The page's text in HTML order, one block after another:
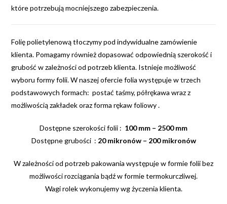
które potrzebują mocniejszego zabezpieczenia.
Folię polietylenową tłoczymy pod indywidualne zamówienie
klienta. Pomagamy również dopasować odpowiednią szerokość i
grubość w zależności od potrzeb klienta. Istnieje możliwość
wyboru formy folii. W naszej ofercie folia występuje w trzech
podstawowych formach: postać taśmy, półrękawa wraz z
możliwością zakładek oraz forma rękaw foliowy .
Dostępne szerokości folii : 100 mm – 2500 mm
Dostępne grubości : 20 mikronów – 200 mikronów
W zależności od potrzeb pakowania występuje w formie folii bez
możliwości rozciągania bądź w formie termokurczliwej.
Wagi rolek wykonujemy wg życzenia klienta.